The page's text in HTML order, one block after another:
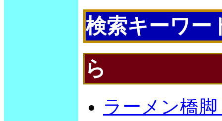
検索キーワー
ら
ラーメン橋脚